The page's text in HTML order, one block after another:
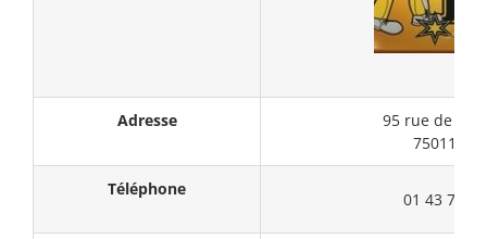
Adresse
95 rue de
75011
Téléphone
01 43 71